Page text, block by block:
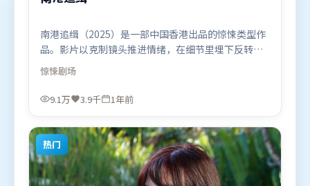
南港追缉（2025）是一部中国香港出品的惊悚类型作
品。影片以克制镜头推进情绪，在细节里埋下反转，
直至最后一刻才揭开谜底。类型元素被重新组合，既
致敬经典也尝试突破套路。由宁浩执导，刘德华、白
宇、秦海璐，孙艺珍等联袂出演。影片于2025年2月
悚题材的观众观看。
惊悚剧场
9.1万 3.9千 1年前
热门